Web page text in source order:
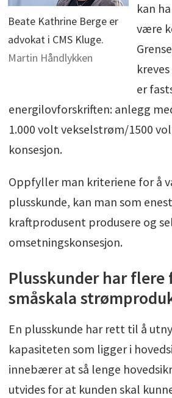
Beate Kathrine Berge er
advokat i CMS Kluge.
Martin Håndlykken
kan
være
er
energilovforskriften: anlegg
1.000 volt vekselstrøm/1500
konsesjon.
Oppfyller man kriteriene for å
plusskunde, kan man som
kraftprodusent produsere og
omsetningskonsesjon.
Plusskunder har flere
småskala
En plusskunde har rett til å
kapasiteten som ligger i
innebærer at så lenge
utvides for at kunden skal